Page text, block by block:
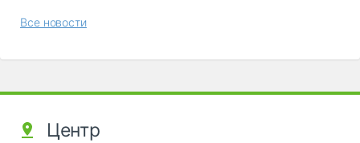
Все новости
Центр